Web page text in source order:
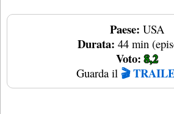
Paese: USA
Durata: 44 min
Voto: 8,2
Guarda il 🎬